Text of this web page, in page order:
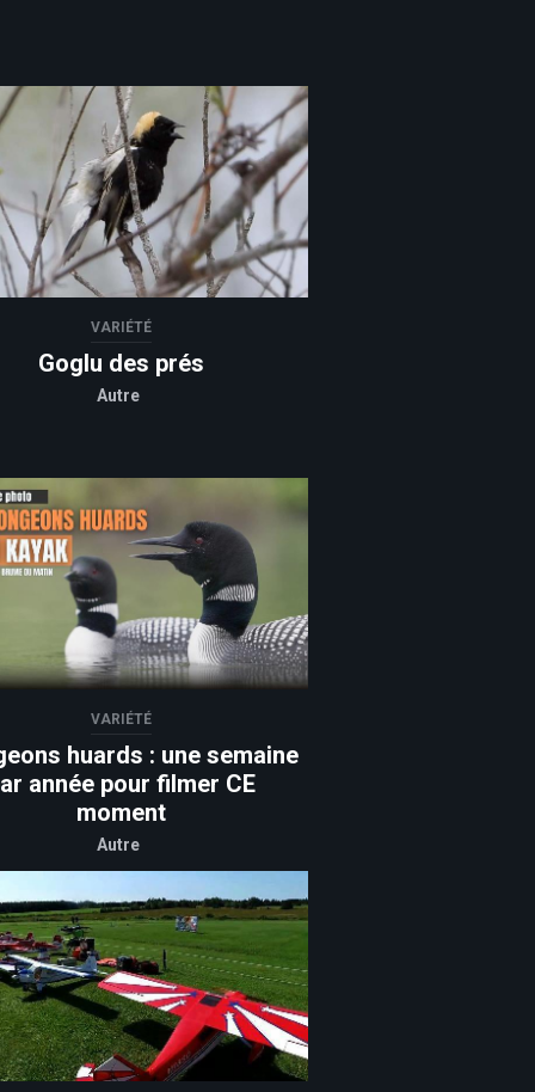
VARIÉTÉ
Goglu des prés
Autre
VARIÉTÉ
huards : une semaine
année pour filmer CE
moment
Autre